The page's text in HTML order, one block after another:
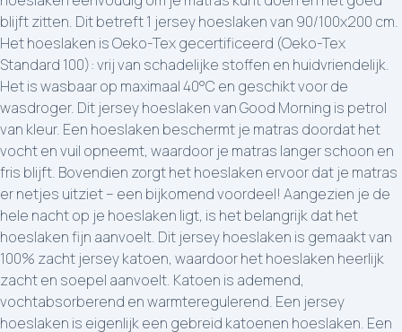
blijft zitten. Dit betreft 1 jersey hoeslaken van 90/100x200 cm.
Het hoeslaken is Oeko-Tex gecertificeerd (Oeko-Tex
Standard 100): vrij van schadelijke stoffen en huidvriendelijk.
Het is wasbaar op maximaal 40°C en geschikt voor de
wasdroger. Dit jersey hoeslaken van Good Morning is petrol
van kleur. Een hoeslaken beschermt je matras doordat het
vocht en vuil opneemt, waardoor je matras langer schoon en
fris blijft. Bovendien zorgt het hoeslaken ervoor dat je matras
er netjes uitziet – een bijkomend voordeel! Aangezien je de
hele nacht op je hoeslaken ligt, is het belangrijk dat het
hoeslaken fijn aanvoelt. Dit jersey hoeslaken is gemaakt van
100% zacht jersey katoen, waardoor het hoeslaken heerlijk
zacht en soepel aanvoelt. Katoen is ademend,
vochtabsorberend en warmteregulerend. Een jersey
hoeslaken is eigenlijk een gebreid katoenen hoeslaken. Een